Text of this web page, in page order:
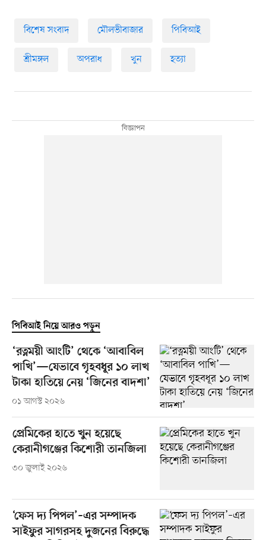
বিশেষ সংবাদ মৌলভীবাজার পিবিআই
শ্রীমঙ্গল অপরাধ খুন হত্যা
পিবিআই নিয়ে আরও পড়ুন
‘রত্নময়ী আংটি’ থেকে ‘আবাবিল
পাখি’—যেভাবে গৃহবধূর ১০ লাখ
টাকা হাতিয়ে নেয় ‘জিনের বাদশা’
০১ আগস্ট ২০২৬
প্রেমিকের হাতে খুন হয়েছে
কেরানীগঞ্জের কিশোরী তানজিলা
৩০ জুলাই ২০২৬
‘ফেস দ্য পিপল’–এর সম্পাদক
সাইফুর সাগরসহ দুজনের বিরুদ্ধে